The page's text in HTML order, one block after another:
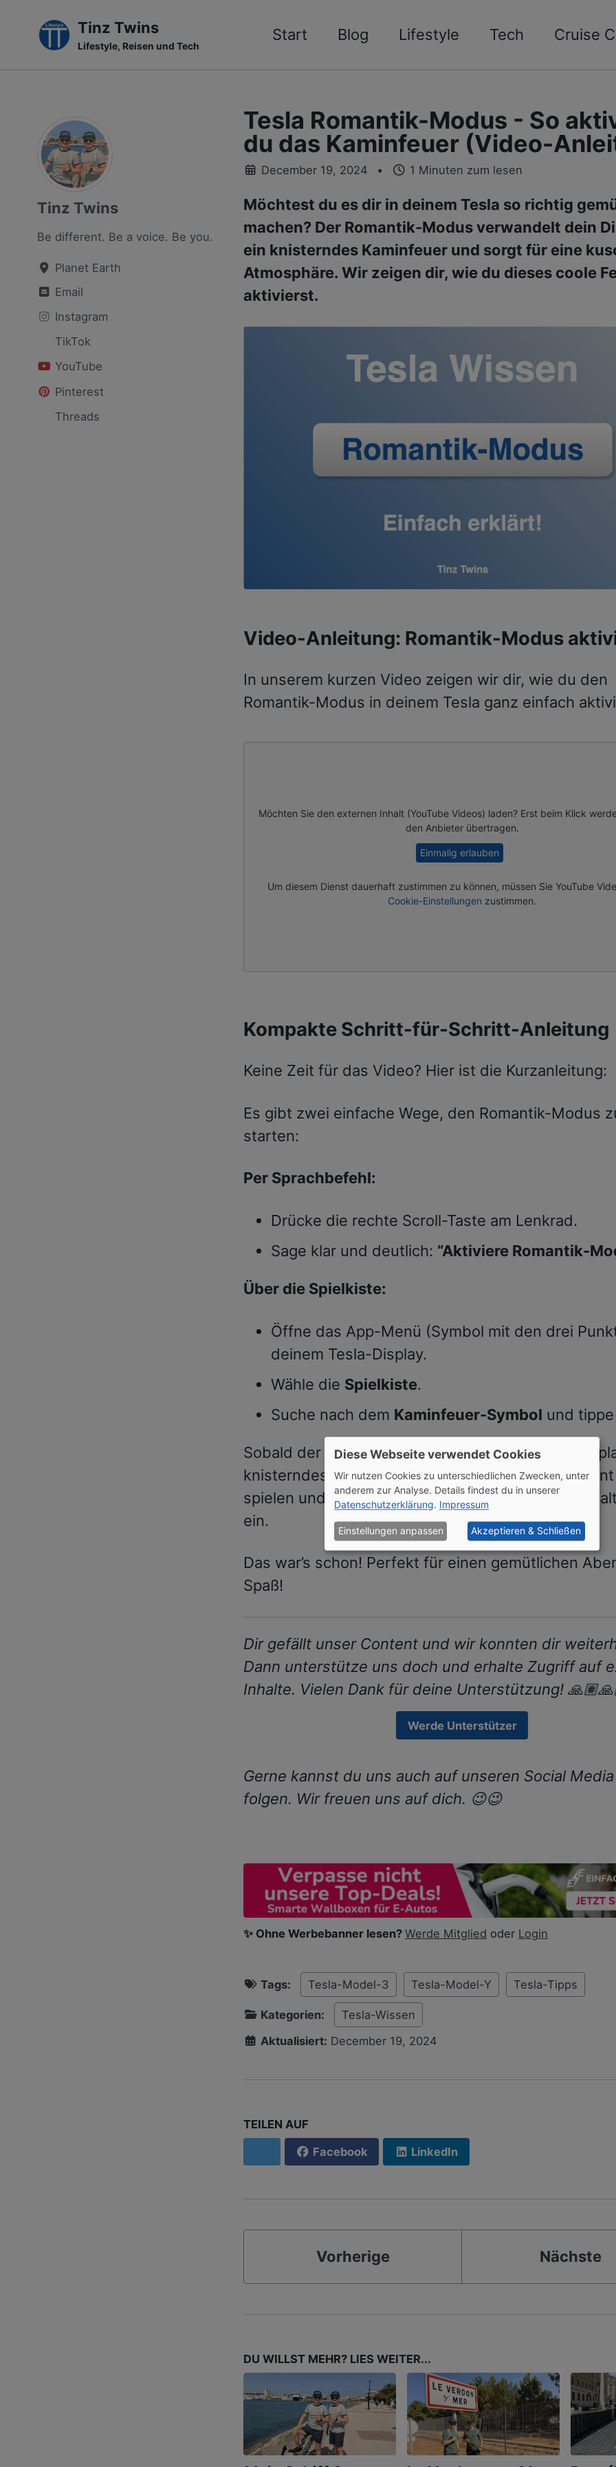
navigation
Tinz Twins
Lifestyle, Reisen und Tech
Start Blog Lifestyle Tech Cruise
Tinz Twins
Be different. Be a voice. Be you.
Planet Earth
Email
Instagram
TikTok
YouTube
Pinterest
Threads
Tesla Romantik-Modus - So
du das Kaminfeuer (Video-
December 19, 2024 1 Minuten zum lesen
Möchtest du es dir in deinem Tesla so richtig
machen? Der Romantik-Modus verwandelt dein
ein knisterndes Kaminfeuer und sorgt für eine
Atmosphäre. Wir zeigen dir, wie du dieses coole
aktivierst.
Video-Anleitung: Romantik-Modus
In unserem kurzen Video zeigen wir dir, wie du den
Romantik-Modus in deinem Tesla ganz einfach
Möchten Sie den externen Inhalt (YouTube Videos) laden? Erst beim Klick
den Anbieter übertragen.
Einmalig erlauben
Um diesem Dienst dauerhaft zustimmen zu können, müssen Sie YouTube
Cookie-Einstellungen zustimmen.
Kompakte Schritt-für-Schritt-Anleitung
Keine Zeit für das Video? Hier ist die Kurzanleitung:
Es gibt zwei einfache Wege, den Romantik-Modus
starten:
Per Sprachbefehl:
Drücke die rechte Scroll-Taste am Lenkrad.
Sage klar und deutlich: “Aktiviere Romantik-
Über die Spielkiste:
Öffne das App-Menü (Symbol mit den drei
deinem Tesla-Display.
Wähle die Spielkiste.
Suche nach dem Kaminfeuer-Symbol und
Sobald der Modus aktiv ist, erscheint auf dem
knisterndes Kaminfeuer, romantische Musik
spielen und die Sitzheizung sowie die Lüftung
ein.
Das war’s schon! Perfekt für einen gemütlichen
Spaß!
Dir gefällt unser Content und wir konnten dir
Dann unterstütze uns doch und erhalte Zugriff auf
Inhalte. Vielen Dank für deine Unterstützung!
Werde Unterstützer
Gerne kannst du uns auch auf unseren Social
folgen. Wir freuen uns auf dich. 😉😉
✨ Ohne Werbebanner lesen? Werde Mitglied oder Login
Tags: Tesla-Model-3 Tesla-Model-Y Tesla-Tipps
Kategorien:
Tesla-Wissen
Aktualisiert: December 19, 2024
TEILEN AUF
Facebook LinkedIn
Vorherige Nächste
DU WILLST MEHR? LIES WEITER...
Diese Webseite verwendet Cookies
Wir nutzen Cookies zu unterschiedlichen Zwecken, unter
anderem zur Analyse. Details findest du in unserer
Datenschutzerklärung. Impressum
Einstellungen anpassen Akzeptieren & Schließen